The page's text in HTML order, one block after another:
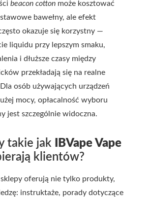
beacon cotton może kosztować
bawełny, ale efekt
okazuje się korzystny —
liquidu przy lepszym smaku,
i dłuższe czasy między
przekładają się na realne
osób używających urządzeń
mocy, opłacalność wyboru
jest szczególnie widoczna.
takie jak
IBVape Vape
klientów?
oferują nie tylko produkty,
instruktaże, porady dotyczące